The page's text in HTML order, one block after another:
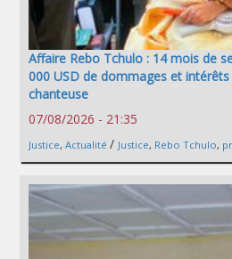
Affaire Rebo Tchulo : 14 mois de
000 USD de dommages et
chanteuse
07/08/2026 - 21:35
Justice, Actualité / Justice, Rebo Tchulo,